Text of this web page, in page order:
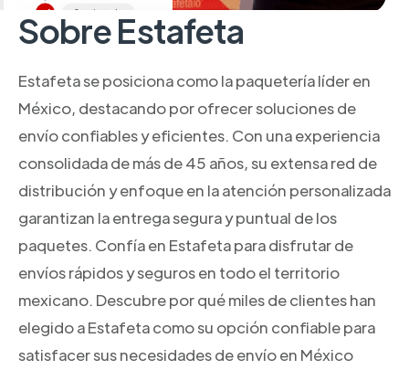
Sobre Estafeta
Estafeta se posiciona como la paquetería líder en
México, destacando por ofrecer soluciones de
envío confiables y eficientes. Con una experiencia
consolidada de más de 45 años, su extensa red de
distribución y enfoque en la atención personalizada
garantizan la entrega segura y puntual de los
paquetes. Confía en Estafeta para disfrutar de
envíos rápidos y seguros en todo el territorio
mexicano. Descubre por qué miles de clientes han
elegido a Estafeta como su opción confiable para
satisfacer sus necesidades de envío en México